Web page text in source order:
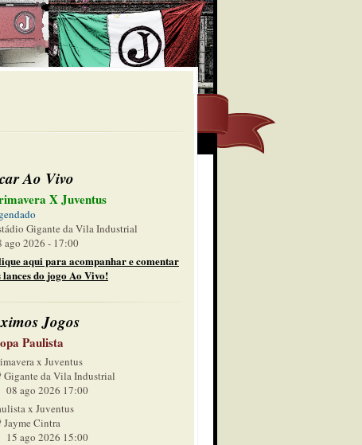
Ao Vivo
X Juventus
Gigante da Vila Industrial
ago 2026 - 17:00
aqui para acompanhar e comentar
lances do jogo Ao Vivo!
Jogos
Paulista
x Juventus
Gigante da Vila Industrial
ago 2026 17:00
x Juventus
Jayme Cintra
ago 2026 15:00